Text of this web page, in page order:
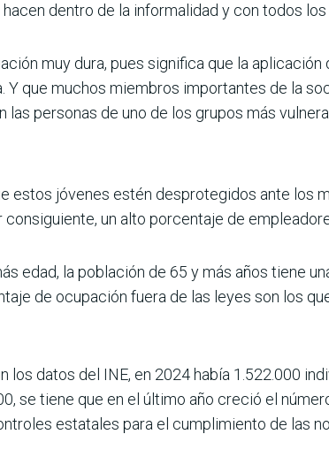
dentro de la informa­lidad y con todos
muy dura, pues significa que la
Y que muchos miembros importantes de la
las personas de uno de los grupos más
estos jóvenes estén desprotegidos ante los
con­siguiente, un alto porcentaje de
edad, la población de 65 y más años tiene
de ocupación fuera de las leyes son los
los datos del INE, en 2024 había 1.522.000
se tiene que en el último año creció el
estatales para el cum­plimiento de las